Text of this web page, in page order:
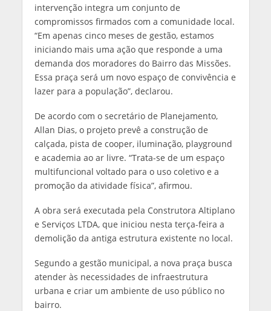
intervenção integra um conjunto de
compromissos firmados com a comunidade local.
“Em apenas cinco meses de gestão, estamos
iniciando mais uma ação que responde a uma
demanda dos moradores do Bairro das Missões.
Essa praça será um novo espaço de convivência e
lazer para a população”, declarou.
De acordo com o secretário de Planejamento,
Allan Dias, o projeto prevê a construção de
calçada, pista de cooper, iluminação, playground
e academia ao ar livre. “Trata-se de um espaço
multifuncional voltado para o uso coletivo e a
promoção da atividade física”, afirmou.
A obra será executada pela Construtora Altiplano
e Serviços LTDA, que iniciou nesta terça-feira a
demolição da antiga estrutura existente no local.
Segundo a gestão municipal, a nova praça busca
atender às necessidades de infraestrutura
urbana e criar um ambiente de uso público no
bairro.